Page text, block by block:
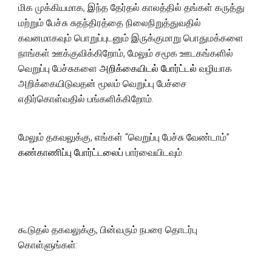
மிக முக்கியமாக, இந்த தேர்தல் காலத்தில் தங்கள் கருத்து
மற்றும் பேச்சு சுதந்திரத்தை நிலைநிறுத்துவதில்
கவனமாகவும் பொறுப்புடனும் இருக்குமாறு பொதுமக்களை
நாங்கள் ஊக்குவிக்கிறோம், மேலும் சமூக ஊடகங்களில்
வெறுப்பு பேச்சுகளை அறிக்கையிடல் போர்ட்டல் வழியாக
அறிக்கையிடுவதன் மூலம் வெறுப்பு பேச்சை
எதிர்கொள்வதில் பங்களிக்கிறோம்.
மேலும் தகவலுக்கு, எங்கள் “வெறுப்பு பேச்சு வேண்டாம்”
கண்காணிப்பு போர்ட்டலைப் பார்வையிடவும்.
கூடுதல் தகவலுக்கு, பின்வரும் நபரை தொடர்பு
கொள்ளுங்கள்: